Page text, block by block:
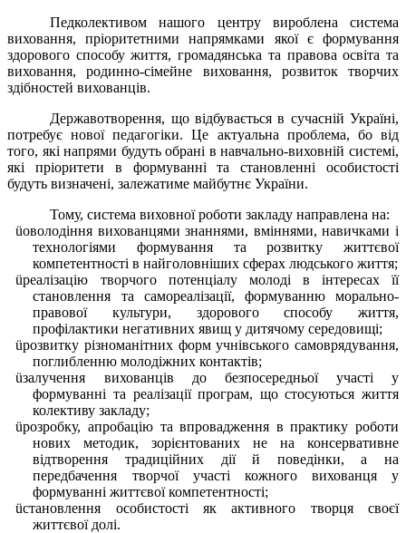
Педколективом нашого центру вироблена система
виховання, пріоритетними напрямками якої є формування
здорового способу життя, громадянська та правова освіта та
виховання, родинно-сімейне виховання, розвиток творчих
здібностей вихованців.
Державотворення, що відбувається в сучасній Україні,
потребує нової педагогіки. Це актуальна проблема, бо від
того, які напрями будуть обрані в навчально-виховній системі,
які пріоритети в формуванні та становленні особистості
будуть визначені, залежатиме майбутнє України.
Тому, система виховної роботи закладу направлена на:
üоволодіння вихованцями знаннями, вміннями, навичками і
технологіями формування та розвитку життєвої
компетентності в найголовніших сферах людського життя;
üреалізацію творчого потенціалу молоді в інтересах її
становлення та самореалізації, формуванню морально-
правової культури, здорового способу життя,
профілактики негативних явищ у дитячому середовищі;
üрозвитку різноманітних форм учнівського самоврядування,
поглибленню молодіжних контактів;
üзалучення вихованців до безпосередньої участі у
формуванні та реалізації програм, що стосуються життя
колективу закладу;
üрозробку, апробацію та впровадження в практику роботи
нових методик, зорієнтованих не на консервативне
відтворення традиційних дії й поведінки, а на
передбачення творчої участі кожного вихованця у
формуванні життєвої компетентності;
üстановлення особистості як активного творця своєї
життєвої долі.